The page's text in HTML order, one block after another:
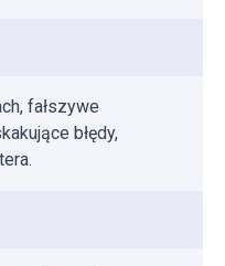
fałszywe
błędy,